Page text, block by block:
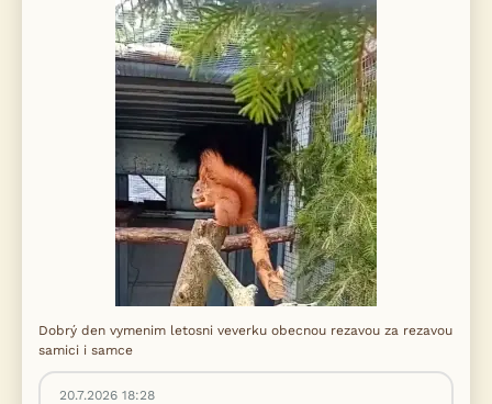
Dobrý den vymenim letosni veverku obecnou rezavou za rezavou
samici i samce
20.7.2026 18:28